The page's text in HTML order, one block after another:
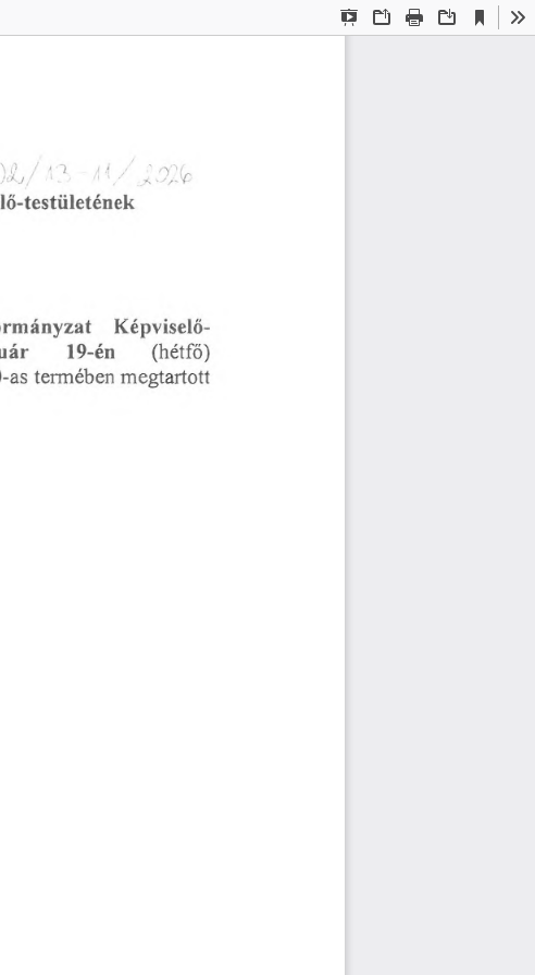
Presentation
OpenPrint Download
Current
View
7
testületének
Képviselő
19-én (hétfő)
as termében megtartott